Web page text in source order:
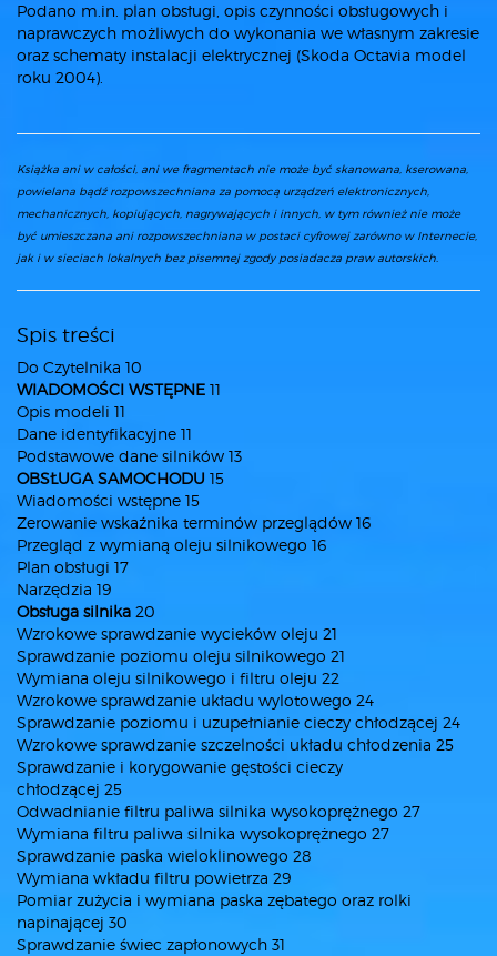
Podano m.in. plan obsługi, opis czynności obsługowych i
naprawczych możliwych do wykonania we własnym zakresie
oraz schematy instalacji elektrycznej (Skoda Octavia model
roku 2004).
Książka ani w całości, ani we fragmentach nie może być skanowana, kserowana,
powielana bądź rozpowszechniana za pomocą urządzeń elektronicznych,
mechanicznych, kopiujących, nagrywających i innych, w tym również nie może
być umieszczana ani rozpowszechniana w postaci cyfrowej zarówno w Internecie,
jak i w sieciach lokalnych bez pisemnej zgody posiadacza praw autorskich.
Spis treści
Do Czytelnika 10
WIADOMOŚCI WSTĘPNE 11
Opis modeli 11
Dane identyfikacyjne 11
Podstawowe dane silników 13
OBSŁUGA SAMOCHODU 15
Wiadomości wstępne 15
Zerowanie wskaźnika terminów przeglądów 16
Przegląd z wymianą oleju silnikowego 16
Plan obsługi 17
Narzędzia 19
Obsługa silnika 20
Wzrokowe sprawdzanie wycieków oleju 21
Sprawdzanie poziomu oleju silnikowego 21
Wymiana oleju silnikowego i filtru oleju 22
Wzrokowe sprawdzanie układu wylotowego 24
Sprawdzanie poziomu i uzupełnianie cieczy chłodzącej 24
Wzrokowe sprawdzanie szczelności układu chłodzenia 25
Sprawdzanie i korygowanie gęstości cieczy
chłodzącej 25
Odwadnianie filtru paliwa silnika wysokoprężnego 27
Wymiana filtru paliwa silnika wysokoprężnego 27
Sprawdzanie paska wieloklinowego 28
Wymiana wkładu filtru powietrza 29
Pomiar zużycia i wymiana paska zębatego oraz rolki
napinającej 30
Sprawdzanie świec zapłonowych 31